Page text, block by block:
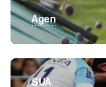
Agen
SUA